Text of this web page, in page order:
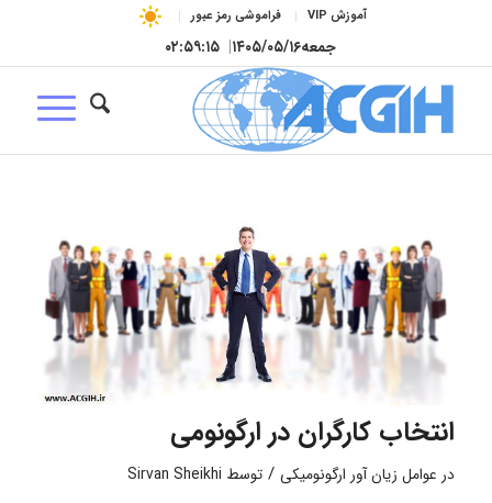
آموزش VIP فراموشی رمز عبور
جمعه۱۴۰۵/۰۵/۱۶| ۰۲:۵۹:۱۶
انتخاب کارگران در ارگونومی
در عوامل زیان آور ارگونومیکی / توسط Sirvan Sheikhi